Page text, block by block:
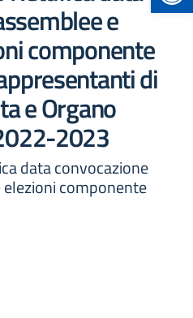
e
componente
di
e Organo
2023
data convocazione
componente